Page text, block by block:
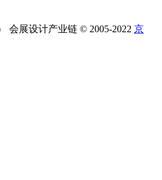
会展设计产业链 © 2005-2022 京